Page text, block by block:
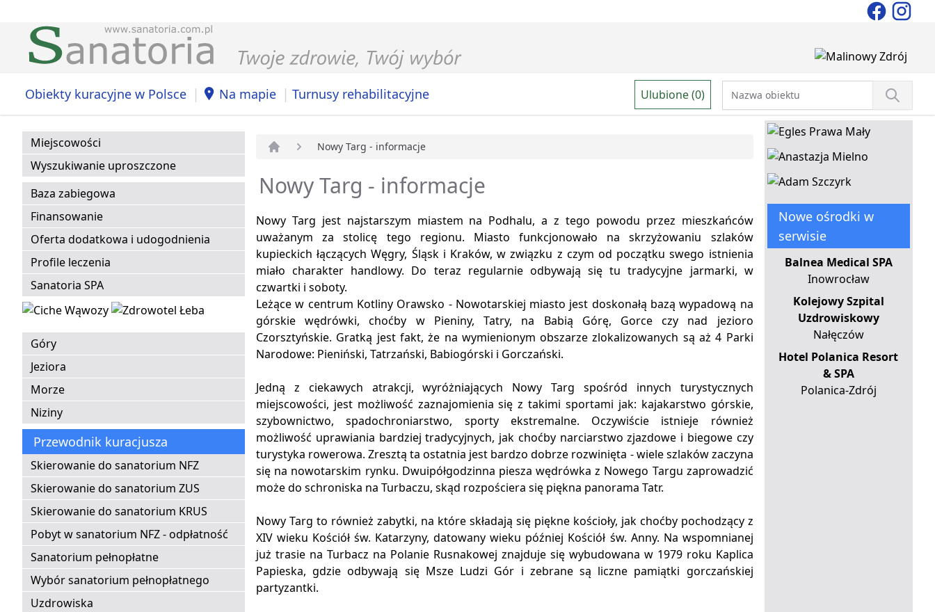
Obiekty kuracyjne w Polsce | Na mapie | Turnusy rehabilitacyjne Ulubione (0)
Miejscowości
Wyszukiwanie uproszczone
Baza zabiegowa
Finansowanie
Oferta dodatkowa i udogodnienia
Profile leczenia
Sanatoria SPA
Góry
Jeziora
Morze
Niziny
Przewodnik kuracjusza
Skierowanie do sanatorium NFZ
Skierowanie do sanatorium ZUS
Skierowanie do sanatorium KRUS
Pobyt w sanatorium NFZ - odpłatność
Sanatorium pełnopłatne
Wybór sanatorium pełnopłatnego
Uzdrowiska
Nowy Targ - informacje
Nowy Targ - informacje
Nowy Targ jest najstarszym miastem na Podhalu, a z tego powodu przez mieszkańców
uważanym za stolicę tego regionu. Miasto funkcjonowało na skrzyżowaniu szlaków
kupieckich łączących Węgry, Śląsk i Kraków, w związku z czym od początku swego istnienia
miało charakter handlowy. Do teraz regularnie odbywają się tu tradycyjne jarmarki, w
czwartki i soboty.
Leżące w centrum Kotliny Orawsko - Nowotarskiej miasto jest doskonałą bazą wypadową na
górskie wędrówki, choćby w Pieniny, Tatry, na Babią Górę, Gorce czy nad jezioro
Czorsztyńskie. Gratką jest fakt, że na wymienionym obszarze zlokalizowanych są aż 4 Parki
Narodowe: Pieniński, Tatrzański, Babiogórski i Gorczański.
Jedną z ciekawych atrakcji, wyróżniających Nowy Targ spośród innych turystycznych
miejscowości, jest możliwość zaznajomienia się z takimi sportami jak: kajakarstwo górskie,
szybownictwo, spadochroniarstwo, sporty ekstremalne. Oczywiście istnieje również
możliwość uprawiania bardziej tradycyjnych, jak choćby narciarstwo zjazdowe i biegowe czy
turystyka rowerowa. Zresztą ta ostatnia jest bardzo dobrze rozwinięta - wiele szlaków zaczyna
się na nowotarskim rynku. Dwuipółgodzinna piesza wędrówka z Nowego Targu zaprowadzić
może do schroniska na Turbaczu, skąd rozpościera się piękna panorama Tatr.
Nowy Targ to również zabytki, na które składają się piękne kościoły, jak choćby pochodzący z
XIV wieku Kościół św. Katarzyny, datowany wieku później Kościół św. Anny. Na wspomnianej
już trasie na Turbacz na Polanie Rusnakowej znajduje się wybudowana w 1979 roku Kaplica
Papieska, gdzie odbywają się Msze Ludzi Gór i zebrane są liczne pamiątki gorczańskiej
partyzantki.
Nowe ośrodki w
serwisie
Balnea Medical SPA
Inowrocław
Kolejowy Szpital
Uzdrowiskowy
Nałęczów
Hotel Polanica Resort
& SPA
Polanica-Zdrój